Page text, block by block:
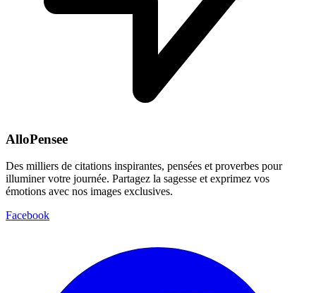
AlloPensee
Des milliers de citations inspirantes, pensées et proverbes pour
illuminer votre journée. Partagez la sagesse et exprimez vos
émotions avec nos images exclusives.
Facebook